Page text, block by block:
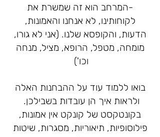
-המרחב הוא זה שמשרת את
לקוחותינו, לא אנחנו והאמונות,
הדעות, והקופסא שלנו. (אני לא גורו,
מומחה, מטפל, הרופא, מציל, מנחה
וכו')
בואו ללמוד עוד על ההבחנות האלה
ולראות איך הן עובדות בשבילכן.
בקונטקסט של קונקט אין אמונות,
פילוסופיות, תיאוריות, מסגרות, שיטות